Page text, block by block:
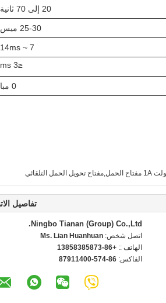
20 إلى 70 ثانية
25-30 ميس
7 ~ 14
ms
≤3 ms
0 مبا
تفاصيل
Ningbo Tianan (Group) Co.,Ltd.
اتصل شخص: Ms. Lian Huanhuan
الهاتف :: +86-13858385873
الفاكس: 86-574-87911400